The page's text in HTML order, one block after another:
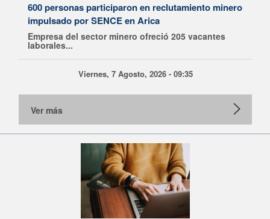
600 personas participaron en reclutamiento minero
impulsado por SENCE en Arica
Empresa del sector minero ofreció 205 vacantes
laborales...
Viernes, 7 Agosto, 2026 - 09:35
Ver más